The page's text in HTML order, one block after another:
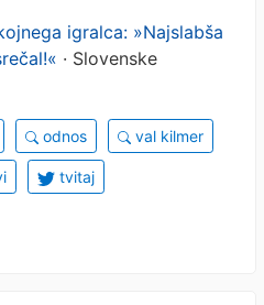
igralca: »Najslabša
· Slovenske
odnos val kilmer
tvitaj